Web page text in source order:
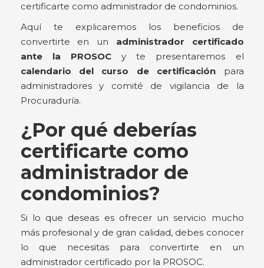
certificarte como administrador de condominios.
Aquí te explicaremos los beneficios de
convertirte en un administrador certificado
ante la PROSOCy te presentaremos el
calendario del curso de certificación para
administradores y comité de vigilancia de la
Procuraduría.
¿Por qué deberías
certificarte como
administrador de
condominios?
Si lo que deseas es ofrecer un servicio mucho
más profesional y de gran calidad, debes conocer
lo que necesitas para convertirte en un
administrador certificado por la PROSOC.